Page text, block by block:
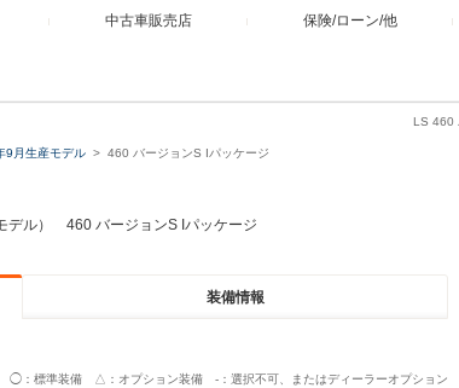
中古車販売店 保険/ローン/他
LS 460
9月生産モデル 460 バージョンS Iパッケージ
デル） 460 バージョンS Iパッケージ
装備情報
◯：標準装備 △：オプション装備 -：選択不可、またはディーラーオプション